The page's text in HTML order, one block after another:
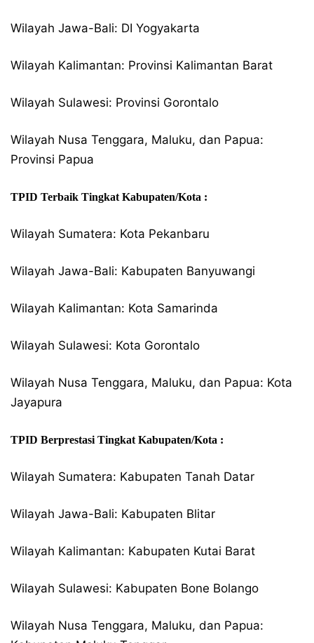
Wilayah Jawa-Bali: DI Yogyakarta
Wilayah Kalimantan: Provinsi Kalimantan Barat
Wilayah Sulawesi: Provinsi Gorontalo
Wilayah Nusa Tenggara, Maluku, dan Papua:
Provinsi Papua
TPID Terbaik Tingkat Kabupaten/Kota :
Wilayah Sumatera: Kota Pekanbaru
Wilayah Jawa-Bali: Kabupaten Banyuwangi
Wilayah Kalimantan: Kota Samarinda
Wilayah Sulawesi: Kota Gorontalo
Wilayah Nusa Tenggara, Maluku, dan Papua: Kota
Jayapura
TPID Berprestasi Tingkat Kabupaten/Kota :
Wilayah Sumatera: Kabupaten Tanah Datar
Wilayah Jawa-Bali: Kabupaten Blitar
Wilayah Kalimantan: Kabupaten Kutai Barat
Wilayah Sulawesi: Kabupaten Bone Bolango
Wilayah Nusa Tenggara, Maluku, dan Papua: